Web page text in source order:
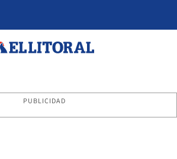
PUBLICIDAD